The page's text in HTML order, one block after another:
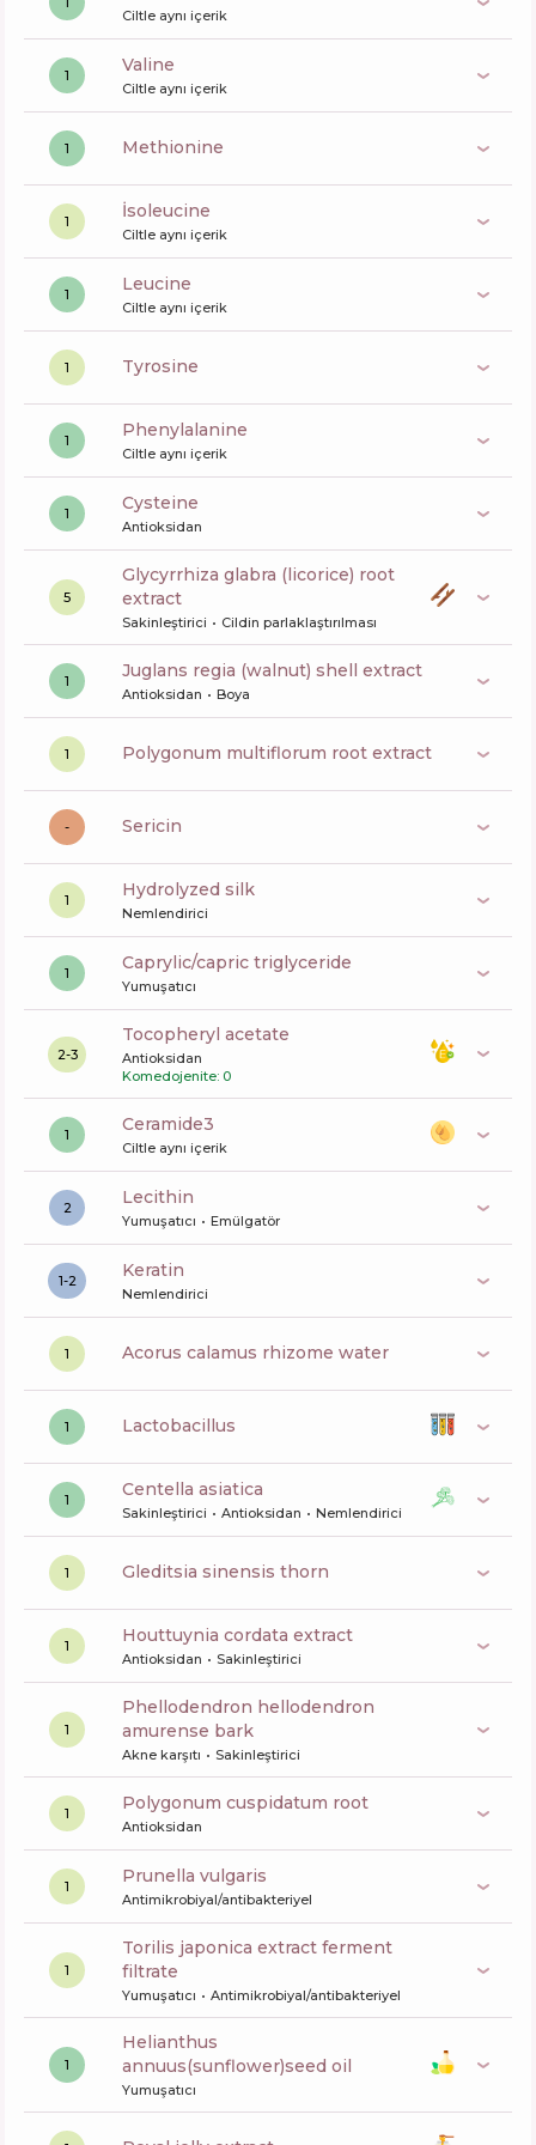
Ciltle aynı içerik
1 valine
Ciltle aynı içerik
1 methionine
1 isoleucine
Ciltle aynı içerik
1 leucine
Ciltle aynı içerik
1 Tyrosine
1 phenylalanine
Ciltle aynı içerik
1 cysteine
Antioksidan
5
glycyrrhiza glabra (licorice) root
extract
Sakinleştirici Cildin parlaklaştırılması
1 juglans regia (walnut) shell extract
Antioksidan Boya
1 polygonum multiflorum root extract
- sericin
1 hydrolyzed silk
Nemlendirici
1 caprylic/capric triglyceride
Yumuşatıcı
2-3
tocopheryl acetate
Antioksidan
Komedojenite: 0
1 ceramide3
Ciltle aynı içerik
2 lecithin
Yumuşatıcı Emülgatör
1-2 keratin
Nemlendirici
1 acorus calamus rhizome water
1 lactobacillus
1 centella asiatica
Sakinleştirici Antioksidan Nemlendirici
1 gleditsia sinensis thorn
1 houttuynia cordata extract
Antioksidan Sakinleştirici
1
phellodendron hellodendron
amurense bark
Akne karşıtı Sakinleştirici
1 polygonum cuspidatum root
Antioksidan
1 prunella vulgaris
Antimikrobiyal/antibakteriyel
1
torilis japonica extract ferment
filtrate
Yumuşatıcı Antimikrobiyal/antibakteriyel
1
helianthus
annuus(sunflower)seed oil
Yumuşatıcı